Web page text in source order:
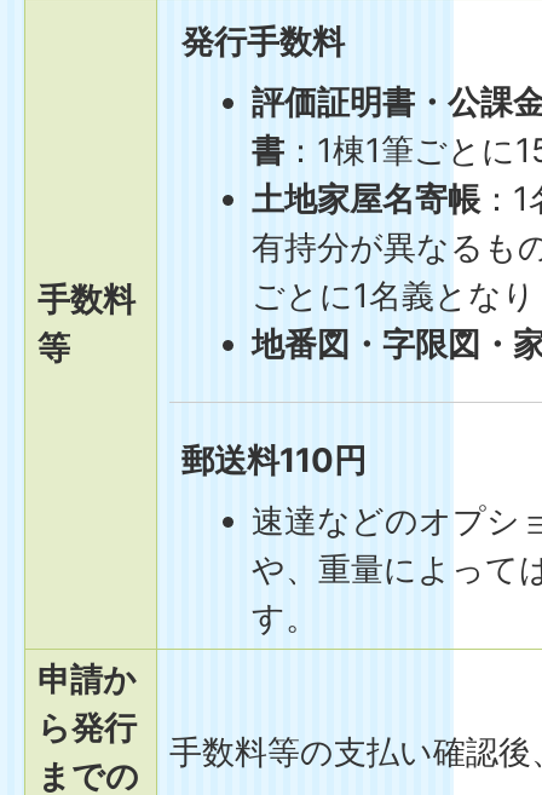
手数料
等
発行手数料
評価証明書・公課
書 ：1棟1筆ごとに
土地家屋名寄帳 ：
有持分が異なるも
ごとに1名義とな
地番図・字限図・
郵送料110円
速達などのオプシ
や、重量によって
す。
申請か
ら発行
までの
手数料等の支払い確認